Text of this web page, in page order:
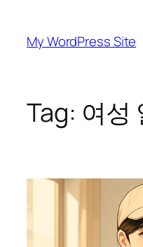
content
My WordPress Site
Tag: 여성